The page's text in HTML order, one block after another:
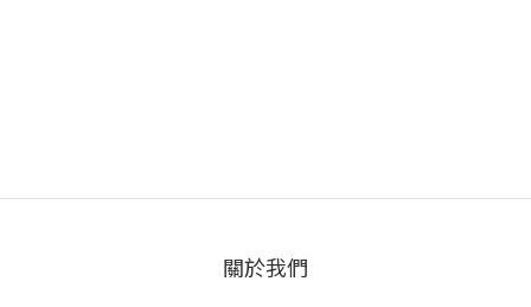
關於我們